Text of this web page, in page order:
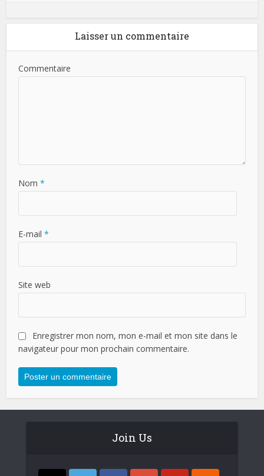
Laisser un commentaire
Commentaire
Nom*
E-mail*
Site web
Enregistrer mon nom, mon e-mail et mon site dans le
navigateur pour mon prochain commentaire.
Join Us